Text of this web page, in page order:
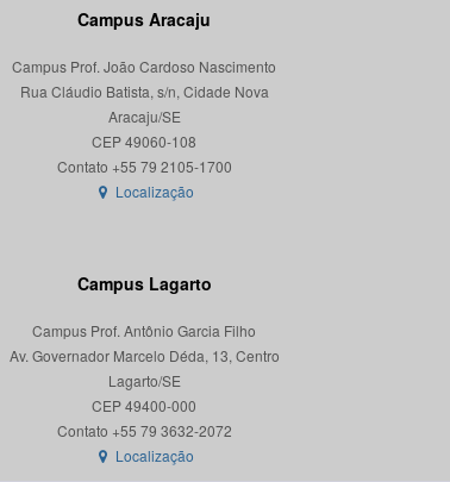
Campus Aracaju
Campus Prof. João Cardoso Nascimento
Rua Cláudio Batista, s/n, Cidade Nova
Aracaju/SE
CEP 49060-108
Localização
Campus Lagarto
Campus Prof. Antônio Garcia Filho
Av. Governador Marcelo Déda, 13, Centro
Lagarto/SE
CEP 49400-000
Localização